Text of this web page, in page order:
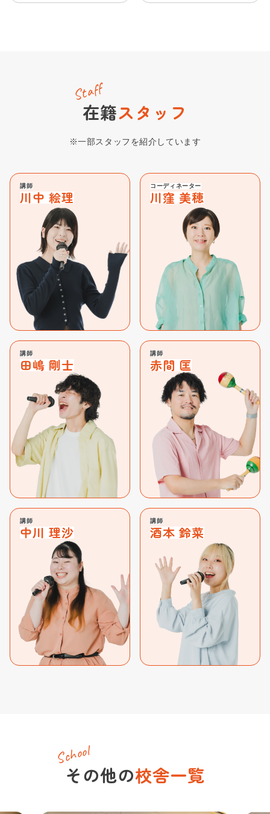
在籍スタッフ
Staff
※一部スタッフを紹介しています
講師
川中 絵理
コーディネーター
川窪 美穂
講師
田嶋 剛士
講師
赤間 匡
講師
中川 理沙
講師
酒本 鈴菜
その他の校舎一覧
School